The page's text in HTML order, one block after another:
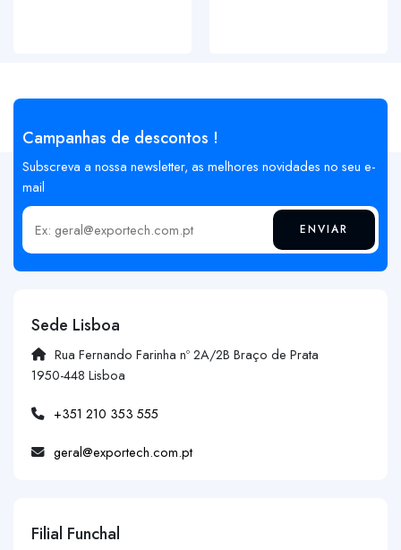
Campanhas de descontos !
Subscreva a nossa newsletter, as melhores novidades no seu e-
mail
Insira o seu email ENVIAR
Sede Lisboa
Rua Fernando Farinha nº 2A/2B Braço de Prata
1950-448 Lisboa
+351 210 353 555
geral@exportech.com.pt
Filial Funchal